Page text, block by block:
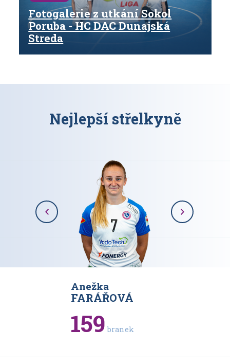
Fotogalerie z utkání Sokol
Poruba - HC DAC Dunajská
Streda
Nejlepší střelkyně
Anežka
FARÁŘOVÁ
159 branek